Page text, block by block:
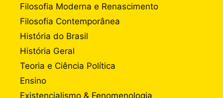
Filosofia Moderna e Renascimento
Filosofia Contemporânea
História do Brasil
História Geral
Teoria e Ciência Política
Ensino
Existencialismo & Fenomenologia